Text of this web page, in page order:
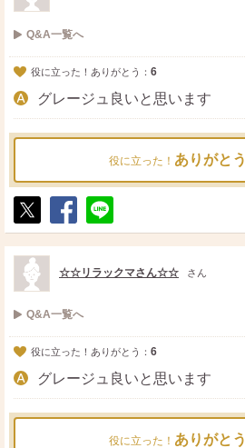
Q&A一覧へ
役に立った！ありがとう： 6
グレージュ良いと思います
役に立った！ ありがとう
ポ
ス
ト
シ
ェ
送
る
☆☆リラックマさん☆☆ さん
Q&A一覧へ
役に立った！ありがとう： 6
グレージュ良いと思います
役に立った！ ありがとう